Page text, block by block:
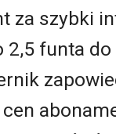
za szybki
2,5 funta